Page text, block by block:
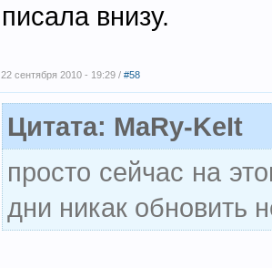
писала внизу.
22 сентября 2010 - 19:29 / #58
Цитата: MaRy-KeIt
просто сейчас на
дни никак обновить